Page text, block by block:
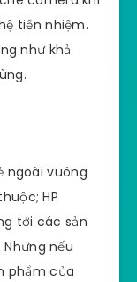
tiền nhiệm.
như khả
ngoài vuông
HP
tới các sản
nếu
phẩm của